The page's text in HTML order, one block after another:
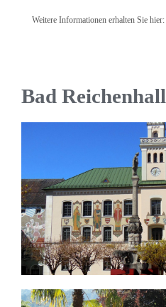
Weitere Informationen erhalten Sie hier:
Bad Reichenhall